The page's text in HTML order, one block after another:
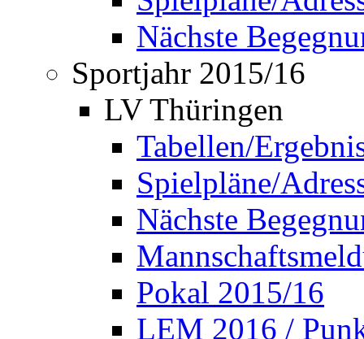
Nächste
Sportjahr 2015/16
LV Thüringen
Tabellen/
Spielpläne/
Nächste
Pokal 2015/16
LEM 2016 /